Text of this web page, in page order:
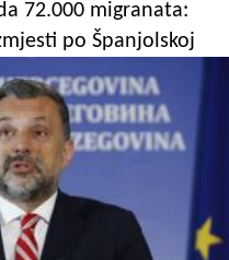
72.000 migranata:
po Španjolskoj